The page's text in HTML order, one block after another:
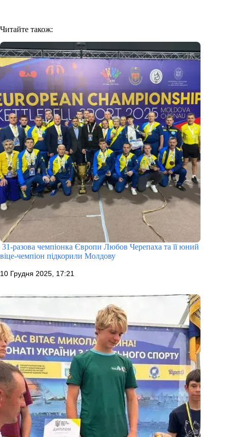
Читайте також:
31-разова чемпіонка Європи Любов Черепаха та її юний
віце-чемпіон підкорили Молдову
10 Грудня 2025, 17:21